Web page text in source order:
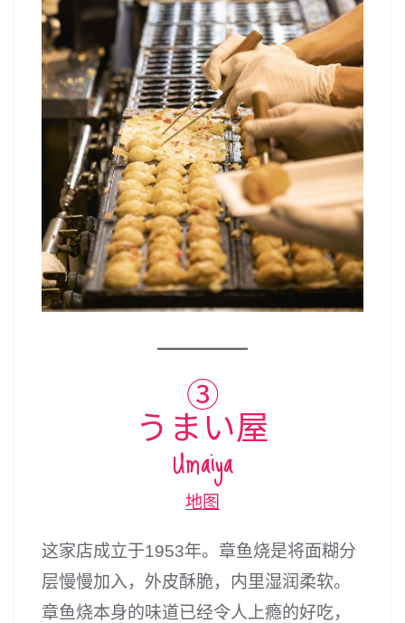
③
うまい屋
Umaiya
地图
这家店成立于1953年。章鱼烧是将面糊分
层慢慢加入，外皮酥脆，内里湿润柔软。
章鱼烧本身的味道已经令人上瘾的好吃，